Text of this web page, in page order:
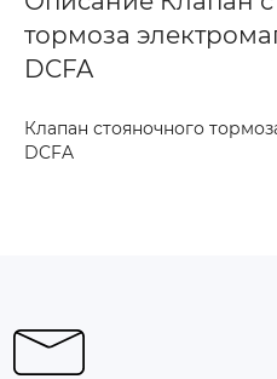
тормоза
DCFA
Клапан стояночного
DCFA